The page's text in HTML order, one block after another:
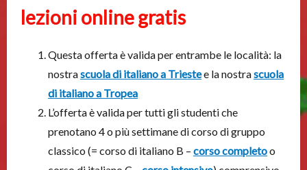
lezioni online gratis
Questa offerta è valida per entrambe le località: la
nostrascuola di italiano a Triestee la nostrascuola
di italiano a Tropea
L’offerta è valida per tutti gli studenti che
prenotano 4 o più settimane di corso di gruppo
classico (= corso di italiano B – corso completoo